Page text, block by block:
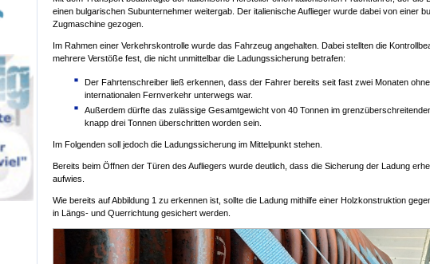
einen bulgarischen Subunternehmer weitergab. Der italienische Auflieger wurde dabei von einer
Zugmaschine gezogen.
Im Rahmen einer Verkehrskontrolle wurde das Fahrzeug angehalten. Dabei stellten die
mehrere Verstöße fest, die nicht unmittelbar die Ladungssicherung betrafen:
Der Fahrtenschreiber ließ erkennen, dass der Fahrer bereits seit fast zwei Monaten
internationalen Fernverkehr unterwegs war.
Außerdem dürfte das zulässige Gesamtgewicht von 40 Tonnen im
knapp drei Tonnen überschritten worden sein.
Im Folgenden soll jedoch die Ladungssicherung im Mittelpunkt stehen.
Bereits beim Öffnen der Türen des Aufliegers wurde deutlich, dass die Sicherung der Ladung
aufwies.
Wie bereits auf Abbildung 1 zu erkennen ist, sollte die Ladung mithilfe einer Holzkonstruktion
in Längs- und Querrichtung gesichert werden.